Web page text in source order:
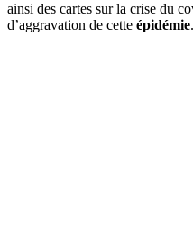
ainsi des cartes sur la crise du
d’aggravation de cette épidémie.